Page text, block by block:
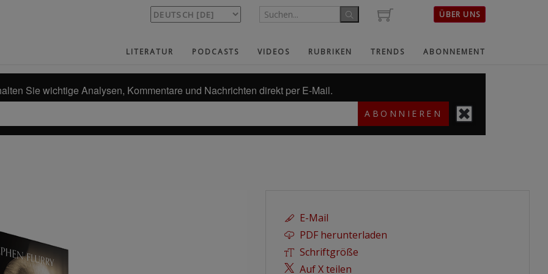
ÜBER UNS
LITERATUR PODCASTS VIDEOS RUBRIKEN TRENDS ABONNEMENT
Sie wichtige Analysen, Kommentare und Nachrichten direkt per E-Mail.
ABONNIEREN
E-Mail
PDF herunterladen
Schriftgröße
Auf X teilen